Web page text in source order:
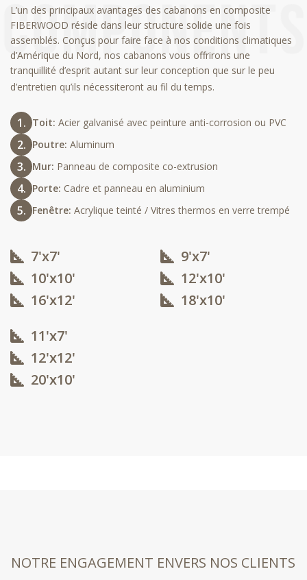
L’un des principaux avantages des cabanons en composite
FIBERWOOD réside dans leur structure solide une fois
assemblés. Conçus pour faire face à nos conditions climatiques
d’Amérique du Nord, nos cabanons vous offrirons une
tranquillité d’esprit autant sur leur conception que sur le peu
d’entretien qu’ils nécessiteront au fil du temps.
Toit: Acier galvanisé avec peinture anti-corrosion ou PVC
Poutre: Aluminum
Mur: Panneau de composite co-extrusion
Porte: Cadre et panneau en aluminium
Fenêtre: Acrylique teinté / Vitres thermos en verre trempé
7'x7'
10'x10'​
16'x12'​
9'x7'
12'x10'​
18'x10'​
11'x7'
12'x12'​
20'x10'​
NOTRE ENGAGEMENT ENVERS NOS CLIENTS